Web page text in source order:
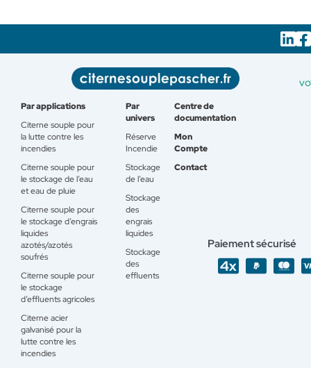
Par applications
Citerne souple pour
la lutte contre les
incendies
Citerne souple pour
le stockage de l’eau
et eau de pluie
Citerne souple pour
le stockage d’engrais
liquides
azotés/azotés
soufrés
Citerne souple pour
le stockage
d’effluents agricoles
Citerne acier
galvanisé pour la
lutte contre les
incendies
Par
univers
Réserve
Incendie
Stockage
de l’eau
Stockage
des
engrais
liquides
Stockage
des
effluents
Centre de
documentation
Mon
Compte
Contact
Paiement sécurisé